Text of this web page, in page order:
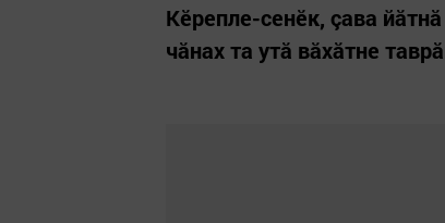
Кӗрепле-сенӗк, çава
чăнах та утă вăхăтне